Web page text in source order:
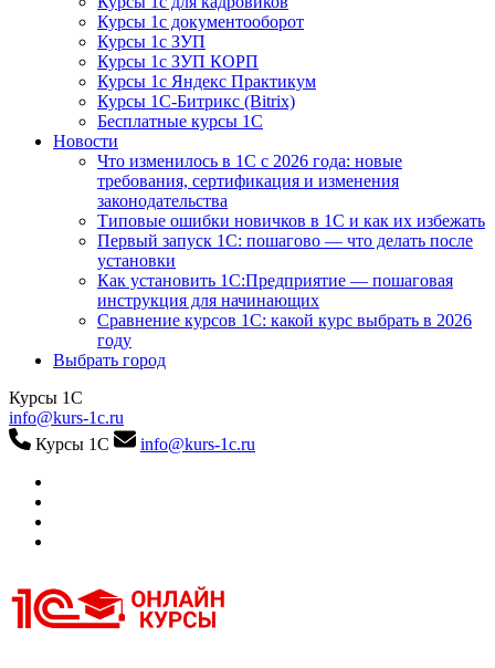
Курсы 1с документооборот
Курсы 1с ЗУП
Курсы 1с ЗУП КОРП
Курсы 1с Яндекс Практикум
Курсы 1С-Битрикс (Bitrix)
Бесплатные курсы 1С
Новости
Что изменилось в 1С с 2026 года: новые
требования, сертификация и изменения
законодательства
Типовые ошибки новичков в 1С и как их избежать
Первый запуск 1С: пошагово — что делать после
установки
Как установить 1С:Предприятие — пошаговая
инструкция для начинающих
Сравнение курсов 1С: какой курс выбрать в 2026
году
Выбрать город
Курсы 1С
info@kurs-1c.ru
Курсы 1С
info@kurs-1c.ru